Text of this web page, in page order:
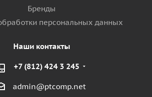
Бренды
персональных данных
Наши контакты
+7 (812) 424 3 245
admin@ptcomp.net